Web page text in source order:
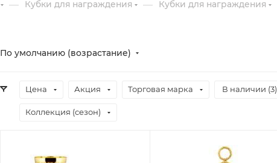
— Кубки для награждения — Кубки для награждения
По умолчанию (возрастание)
Цена Акция Торговая марка В наличии (3)
Коллекция (сезон)